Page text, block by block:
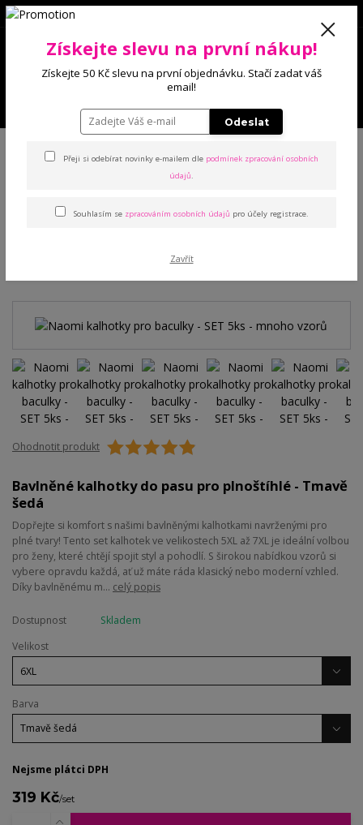
0 Kč
mnoho vzorů
Naomi kalhotky pro baculky -
Ohodnotit produkt
Bavlněné kalhotky do pasu pro plnoštíhlé - Tmavě
šedá
Dopřejte si komfort s našimi bavlněnými kalhotkami navrženými pro
plné tvary! Tento set kalhotek ve velikostech 5XL až 7XL je ideální volbou
pro ženy, které chtějí spojit styl a pohodlí. S širokou nabídkou vzorů si
vybere opravdu každá, ať už máte ráda klasický nebo moderní vzhled.
Díky bavlněnému m... celý popis
Dostupnost
Skladem
Velikost
Barva
Nejsme plátci DPH
319 Kč/set
Získejte slevu na první nákup!
Získejte 50 Kč slevu na první objednávku. Stačí zadat váš
email!
Odeslat
Přeji si odebírat novinky e-mailem dle podmínek zpracování osobních
údajů.
Souhlasím se zpracováním osobních údajů pro účely registrace.
Zavřít